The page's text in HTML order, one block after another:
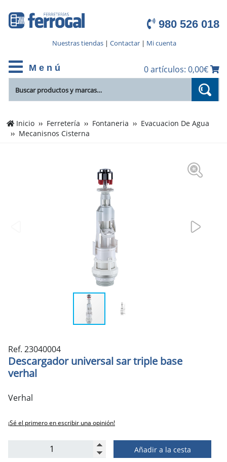
980 526 018
Nuestras tiendas| Contactar| Mi cuenta
M e n ú 0 artículos: 0,00€
Inicio Ferretería Fontaneria
Evacuacion De Agua
Mecanisnos Cisterna
Ref. 23040004
Descargador universal sar triple base
verhal
Verhal
¡Sé el primero en escribir una opinión!
Añadir a la cesta